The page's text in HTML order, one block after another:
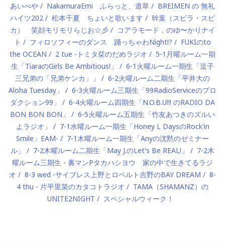
あいべや
NakamuraEmi ふらっと、道草
BREIMEN の 無礼
ハイツ202
松本千夏 ちょいと歌います
幹葉（スピラ・スピ
カ） 笑顔モリモリらじお☆彡
コアラモード．のゆ〜かりナイ
ト
フィロソフィーのダンス 踊っちゃわNight!?
FUKIのto
the OCEAN
2 tue -トミタ栞のだめラジオ
5-1月曜ルーム一期
生「TiaraのGirls Be Ambitious!」
6-1火曜ルーム一期生「逗子
三兄弟の「兄弟ケンカ」」
6-2火曜ルーム二期生「平井大の
Aloha Tuesday」
6-3火曜ルーム三期生「99RadioServiceのプロ
ダクション99」
6-4火曜ルーム四期生「N.O.B.U!!! のRADIO DA
BON BON BON」
6-5火曜ルーム五期生「竹友あつきのズルい
よラジオ」
7-1水曜ルーム一期生「Honey L DaysのRock'in
Smile」EAM-
7-1木曜ルーム一期生「Anyの沈黙のゼミナー
ル」
7-2木曜ルーム二期生「May J.のLet's Be REAL!」
7-2木
曜ルーム三期生 - 裏マンPタカハシヨウ 家の中で生きてるラジ
オ
8-3 wed -サイプレス上野とロベルト吉野のBAY DREAM
8-
4 thu - 片平里菜のカタコトラジオ
TAMA（SHAMANZ）の
UNITE2NIGHT
スペシャルウィーク！